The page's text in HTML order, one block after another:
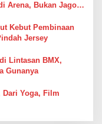
Arena, Bukan Jago
Kebut Pembinaan
Jersey
Lintasan BMX,
Gunanya
Dari Yoga, Film